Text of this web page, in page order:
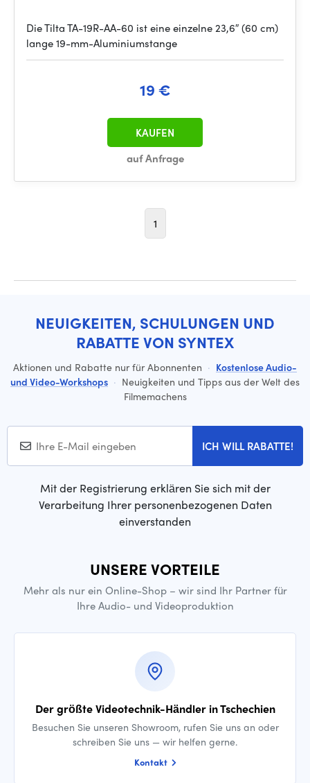
Die Tilta TA-19R-AA-60 ist eine einzelne 23,6″ (60 cm)
lange 19-mm-Aluminiumstange
19 €
auf Anfrage
KAUFEN
1
NEUIGKEITEN, SCHULUNGEN UND
RABATTE VON SYNTEX
Aktionen und Rabatte nur für Abonnenten · Kostenlose Audio-
und Video-Workshops · Neuigkeiten und Tipps aus der Welt des
Filmemachens
ICH WILL RABATTE!
Mit der Registrierung erklären Sie sich mit der
Verarbeitung Ihrer personenbezogenen Daten
einverstanden
UNSERE VORTEILE
Mehr als nur ein Online-Shop – wir sind Ihr Partner für
Ihre Audio- und Videoproduktion
Der größte Videotechnik-Händler in Tschechien
Besuchen Sie unseren Showroom, rufen Sie uns an oder
schreiben Sie uns — wir helfen gerne.
Kontakt